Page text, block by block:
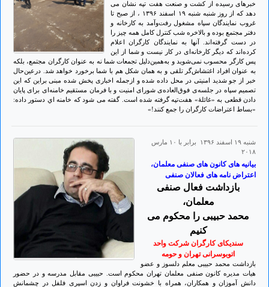
خبرهای رسیده از کشت و صنعت هفت تپه نشان می
دهد که از روز شنبه شنبه ۱۹ اسفند ۱۳۹۶ ، از صبح تا
غروب نمایندگان سپاه مشغول رفت‌و‌آمد به کارخانه و‌
دفتر مجتمع بوده و بالاخره شب کنترل کامل همه‌ چیز را
در دست گرفته‌اند. آنها به نمایندگان کارگران اعلام
کرده‌اند که دیگر کارخانه‌ای در کار نیست و شما از این
پس کارگر محسوب نمی‌شوید و به‌همین‌دلیل تجمعات شما نه به عنوان کارگران مجتمع، بلکه
به عنوان افراد اغتشاش‌گر تلقی و‌ به همان شکل هم با شما برخورد خواهد شد. درعین‌حال
خبر از جو شدید امنیتی در محل داده شده و ازجمله اخباری پخش شده مبنی براین که این
تصمیم سپاه در جلسه‌ی فوق‌العاده‌ی شورای امنیت و با فرمان مستقیم خامنه‌ای برای پایان
دادن قطعی به «غائلۀ» هفت‌تپه گرفته شده است. گفته می شود كه خامنه اي دستور داده:
«بساط اعتراضات كارگران را جمع كنند!»
شنبه ۱۹ اسفند ۱۳۹۶ برابر با ۱۰ مارس
۲۰۱۸
بیانیه های کانون های صنفی معلمان،
اعتراض نامه های فعالان صنفی
بازداشت فعال صنفی
معلمان،
محمد حبیبی را محکوم می
کنیم
سندیکای کارگران شرکت واحد
اتوبوسرانی تهران و حومه
بازداشت محمد حبیبی معلم دلسوز و عضو
هیات مدیره کانون صنفی معلمان تهران محکوم است. حبیبی مقابل مدرسه و در حضور
دانش آموزان و همکاران، همراه با خشونت فراوان و زدن اسپری فلفل در چشمانش